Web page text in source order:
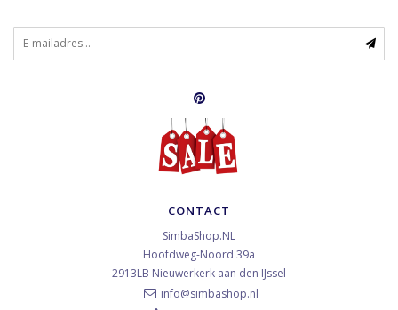
CONTACT
SimbaShop.NL
Hoofdweg-Noord 39a
2913LB Nieuwerkerk aan den IJssel
info@simbashop.nl